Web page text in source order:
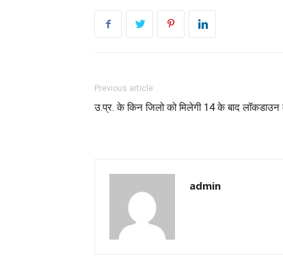
Previous article
उ.प्र. के किन जिलो को मिलेगी 14 के बाद लॉकडाउन
admin